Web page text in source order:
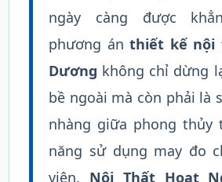
ngày càng được
phương ánthiết kế nội
Dương không chỉ dừng
bề ngoài mà còn phải là
nhàng giữa phong thủy
năng sử dụng may đo
viên. Nội Thất Hoạt